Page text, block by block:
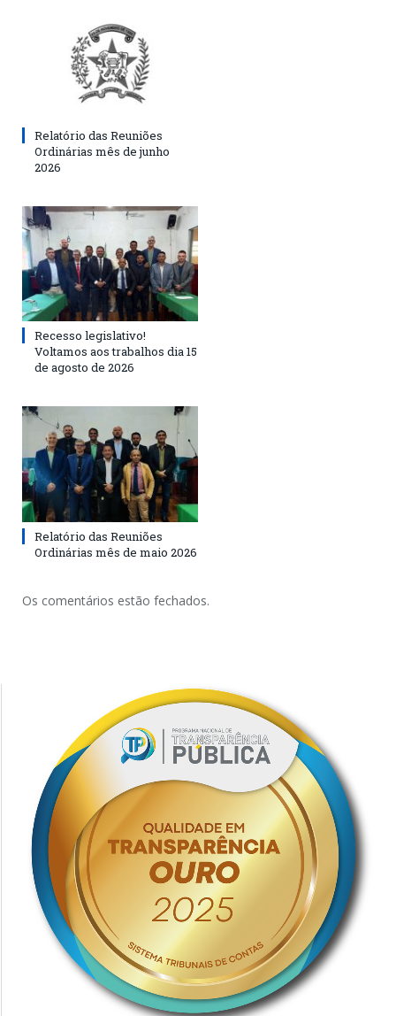
Relatório das Reuniões
Ordinárias mês de junho
2026
Recesso legislativo!
Voltamos aos trabalhos dia 15
de agosto de 2026
Relatório das Reuniões
Ordinárias mês de maio 2026
Os comentários estão fechados.